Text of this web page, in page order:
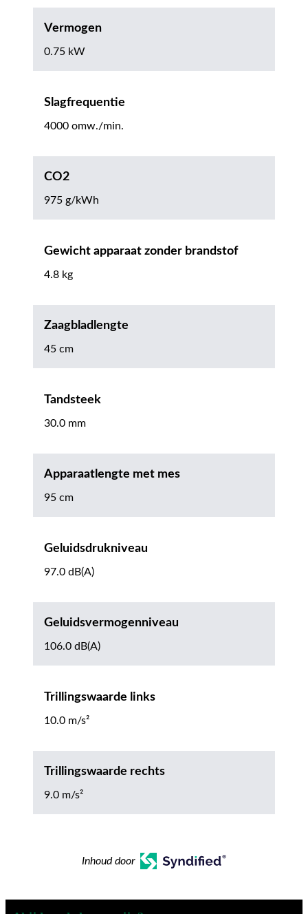
Vermogen
0.75 kW
Slagfrequentie
4000 omw./min.
CO2
975 g/kWh
Gewicht apparaat zonder brandstof
4.8 kg
Zaagbladlengte
45 cm
Tandsteek
30.0 mm
Apparaatlengte met mes
95 cm
Geluidsdrukniveau
97.0 dB(A)
Geluidsvermogenniveau
106.0 dB(A)
Trillingswaarde links
10.0 m/s²
Trillingswaarde rechts
9.0 m/s²
Inhoud door